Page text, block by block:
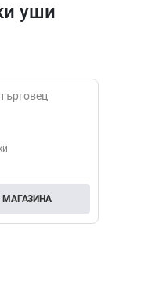
уши
МАГАЗИНА